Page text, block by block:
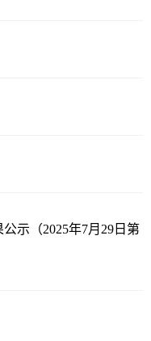
示（2025年7月29日第